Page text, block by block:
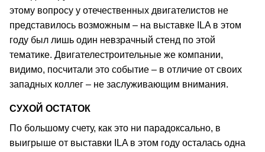
этому вопросу у отечественных двигателистов не
представилось возможным – на выставке ILA в этом
году был лишь один невзрачный стенд по этой
тематике. Двигателестроительные же компании,
видимо, посчитали это событие – в отличие от своих
западных коллег – не заслуживающим внимания.
СУХОЙ ОСТАТОК
По большому счету, как это ни парадоксально, в
выигрыше от выставки ILA в этом году осталась одна